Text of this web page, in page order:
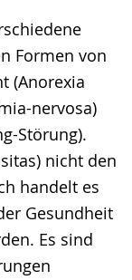
Formen von
(Anorexia
nervosa)
Störung).
nicht den
handelt es
Gesundheit
Es sind